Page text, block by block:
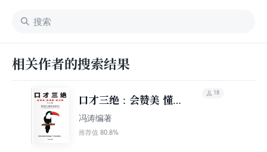
相关作者的搜索结果
口才三绝：会赞美 懂幽
默 会拒绝
冯涛编著
推荐值 80.8%
18